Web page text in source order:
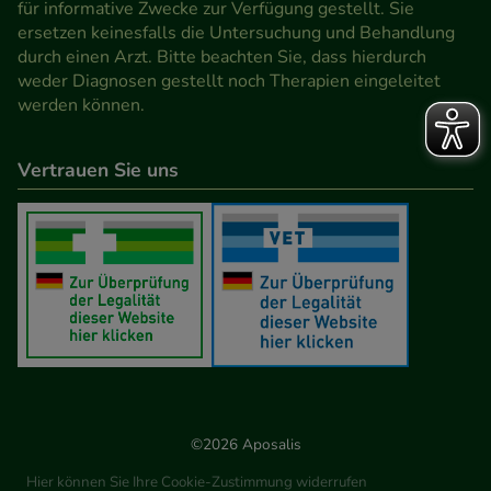
Werbung auf Drittseiten möglichst relevant für Sie
zu gestalten. Bitte beachten Sie, dass Daten hierfür
teilweise an Dritte wie z.B. Google oder soziale
Medien übertragen werden.
für informative Zwecke zur Verfügung gestellt. Sie
ersetzen keinesfalls die Untersuchung und Behandlung
durch einen Arzt. Bitte beachten Sie, dass hierdurch
weder Diagnosen gestellt noch Therapien eingeleitet
werden können.
Vertrauen Sie uns
©2026 Aposalis
Hier können Sie Ihre Cookie-Zustimmung widerrufen